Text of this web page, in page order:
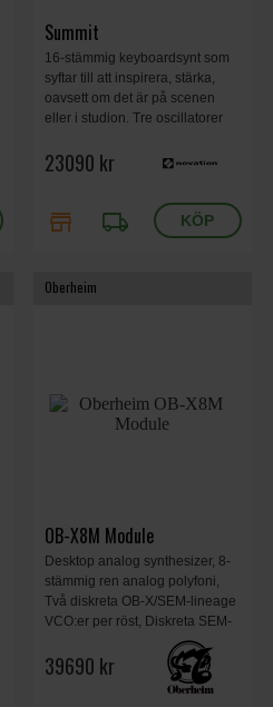
Summit
16-stämmig keyboardsynt som
syftar till att inspirera, stärka,
oavsett om det är på scenen
eller i studion. Tre oscillatorer
keyboardsynt som syftar till att
23090 kr
store local_shipping
Oberheim
OB-X8M Module
Desktop analog synthesizer, 8-
stämmig ren analog polyfoni,
Två diskreta OB-X/SEM-lineage
VCO:er per röst, Diskreta SEM-
lineage VCF:er, Genuine Curtis-
filter, Bi-timbral kapacitet, 55,88
x 21,59 x 10,16 cm, 4,34 kg.
39690 kr